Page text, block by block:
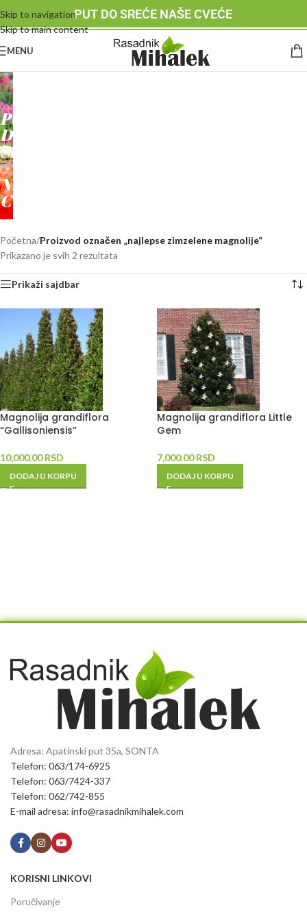
Skip to navigation
Skip to main content
PUT DO SREĆE NAŠE CVEĆE
MENU
RASADNIK
MIHALEK
PUT
DO
SREĆE
-
NAŠE
CVEĆE
Početna/Proizvod označen „najlepse zimzelene magnolije“
Prikazano je svih 2 rezultata
Prikaži sajdbar
Magnolija grandiflora
“Gallisoniensis”
10,000.00RSD
DODAJ U KORPU
Magnolija grandiflora Little
Gem
7,000.00RSD
DODAJ U KORPU
Adresa: Apatinski put 35a, SONTA
Telefon: 063/174-6925
Telefon: 063/7424-337
Telefon: 062/742-855
E-mail adresa: info@rasadnikmihalek.com
KORISNI LINKOVI
Poručivanje